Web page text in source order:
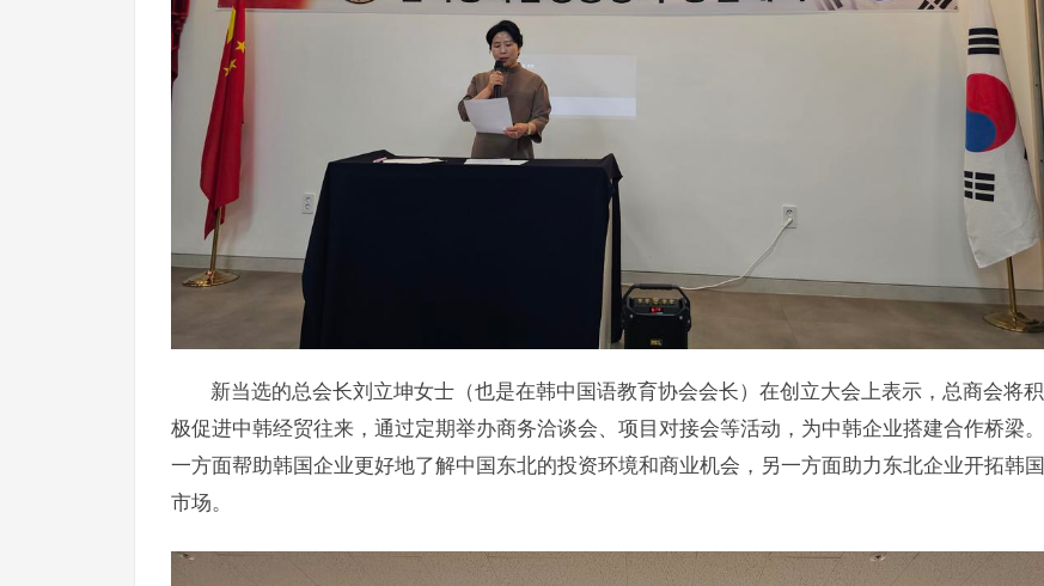
新当选的总会长刘立坤女士（也是在韩中国语教育协会会长）在创立大会上表示，总商会将积
极促进中韩经贸往来，通过定期举办商务洽谈会、项目对接会等活动，为中韩企业搭建合作桥梁。
一方面帮助韩国企业更好地了解中国东北的投资环境和商业机会，另一方面助力东北企业开拓韩国
市场。